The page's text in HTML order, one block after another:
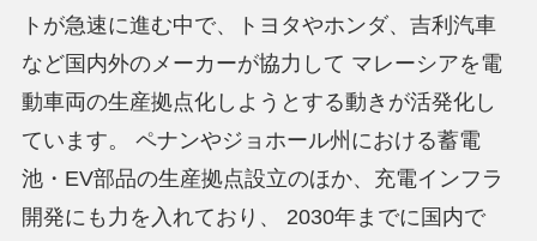
トが急速に進む中で、トヨタやホンダ、吉利汽車
など国内外のメーカーが協力して マレーシアを電
動車両の生産拠点化しようとする動きが活発化し
ています。 ペナンやジョホール州における蓄電
池・EV部品の生産拠点設立のほか、充電インフラ
開発にも力を入れており、 2030年までに国内で